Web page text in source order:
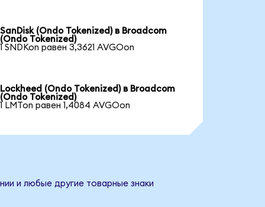
SanDisk (Ondo Tokenized) в Broadcom
(Ondo Tokenized)
1 SNDKon равен 3,3621 AVGOon
Lockheed (Ondo Tokenized) в Broadcom
(Ondo Tokenized)
1 LMTon равен 1,4084 AVGOon
и любые другие товарные знаки